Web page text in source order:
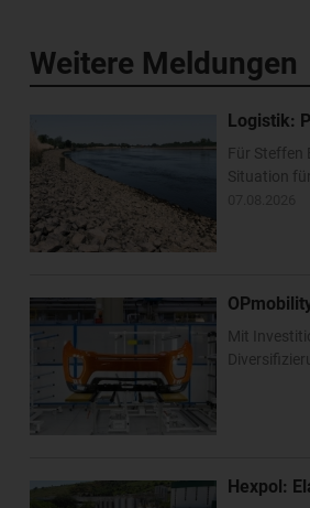
Weitere Meldungen
Logistik:
Für Steffen
Situation
Mit
Hexpol: